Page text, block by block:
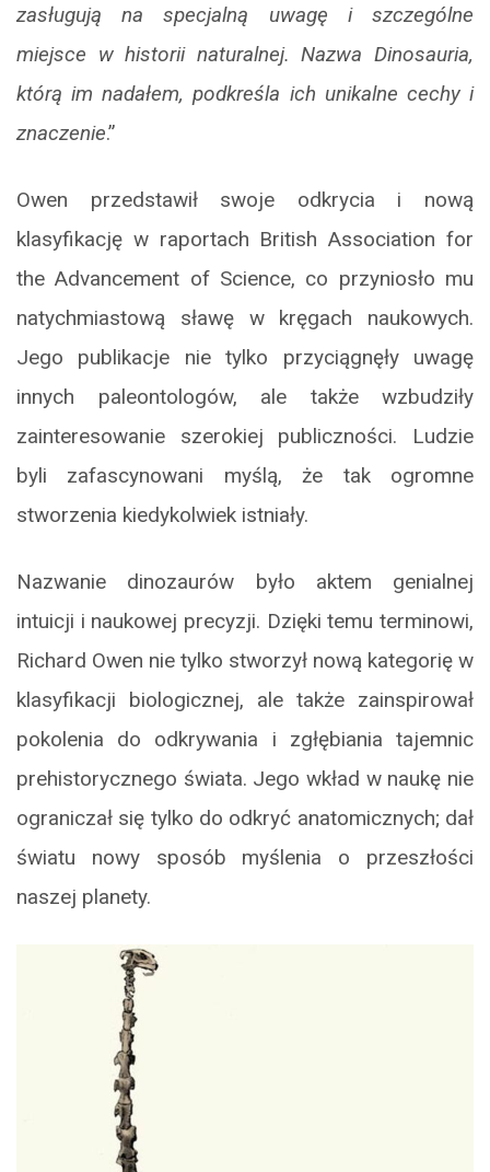
zasługują na specjalną uwagę i szczególne
miejsce w historii naturalnej. Nazwa Dinosauria,
którą im nadałem, podkreśla ich unikalne cechy i
znaczenie.”
Owen przedstawił swoje odkrycia i nową
klasyfikację w raportach British Association for
the Advancement of Science, co przyniosło mu
natychmiastową sławę w kręgach naukowych.
Jego publikacje nie tylko przyciągnęły uwagę
innych paleontologów, ale także wzbudziły
zainteresowanie szerokiej publiczności. Ludzie
byli zafascynowani myślą, że tak ogromne
stworzenia kiedykolwiek istniały.
Nazwanie dinozaurów było aktem genialnej
intuicji i naukowej precyzji. Dzięki temu terminowi,
Richard Owen nie tylko stworzył nową kategorię w
klasyfikacji biologicznej, ale także zainspirował
pokolenia do odkrywania i zgłębiania tajemnic
prehistorycznego świata. Jego wkład w naukę nie
ograniczał się tylko do odkryć anatomicznych; dał
światu nowy sposób myślenia o przeszłości
naszej planety.